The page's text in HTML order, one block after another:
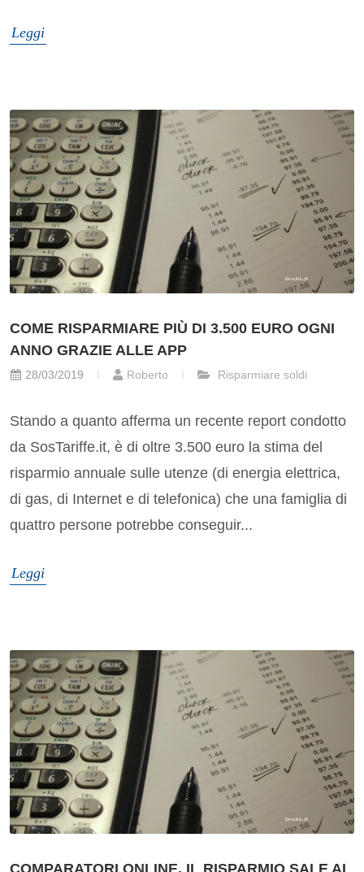
Leggi
COME RISPARMIARE PIÙ DI 3.500 EURO OGNI
ANNO GRAZIE ALLE APP
28/03/2019 Roberto Risparmiare soldi
Stando a quanto afferma un recente report condotto
da SosTariffe.it, è di oltre 3.500 euro la stima del
risparmio annuale sulle utenze (di energia elettrica,
di gas, di Internet e di telefonica) che una famiglia di
quattro persone potrebbe conseguir...
Leggi